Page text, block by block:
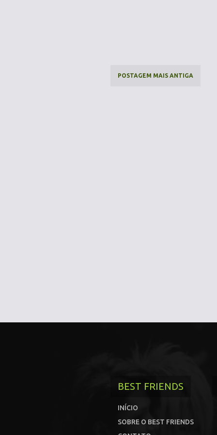
POSTAGEM MAIS ANTIGA
BEST FRIENDS
INÍCIO
SOBRE O BEST FRIENDS